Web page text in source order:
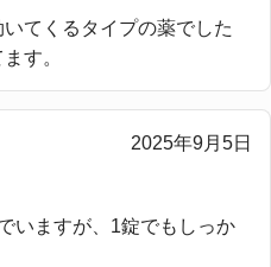
てくるタイプの薬でした
す。
2025年9月5日
いますが、1錠でもしっか